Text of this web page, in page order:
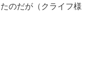
のだが（クライフ様